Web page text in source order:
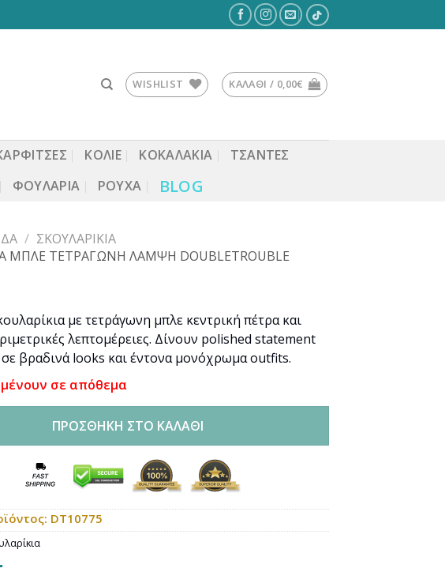
WISHLIST ΚΑΛΆΘΙ / 0,00€
ΚΟΛΙΕ ΚΟΚΑΛΆΚΙΑ
ΤΣΆΝΤΕΣ
ΦΟΥΛΆΡΙΑ ΡΟΎΧΑ BLOG
/ ΣΚΟΥΛΑΡΊΚΙΑ
ΜΠΛΕ ΤΕΤΡΑΓΩΝΗ ΛΑΜΨΗ DOUBLETROUBLE
με τετράγωνη μπλε κεντρική πέτρα και
λεπτομέρειες. Δίνουν polished statement
βραδινά looks και έντονα μονόχρωμα outfits.
σε απόθεμα
ΠΡΟΣΘΉΚΗ ΣΤΟ ΚΑΛΆΘΙ
DT10775